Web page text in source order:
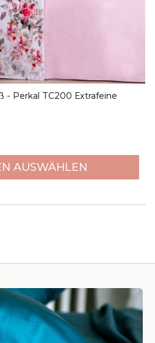
- Perkal TC200 Extrafeine
AUSWÄHLEN